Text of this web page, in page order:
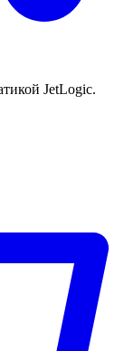
JetLogic.